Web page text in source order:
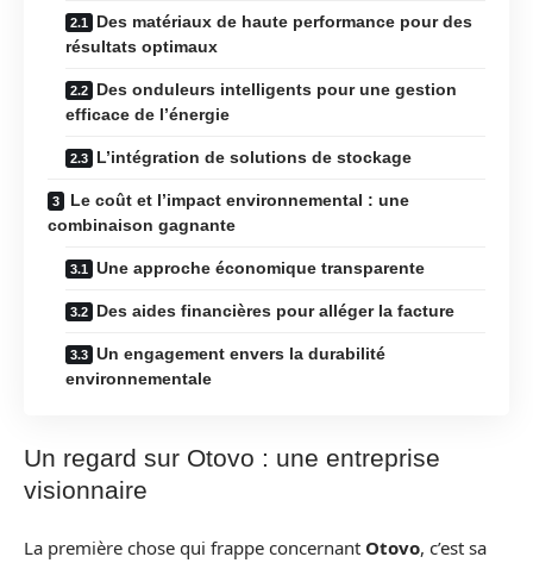
Des matériaux de haute performance pour des
résultats optimaux
Des onduleurs intelligents pour une gestion
efficace de l’énergie
L’intégration de solutions de stockage
Le coût et l’impact environnemental : une
combinaison gagnante
Une approche économique transparente
Des aides financières pour alléger la facture
Un engagement envers la durabilité
environnementale
Un regard sur Otovo : une entreprise
visionnaire
La première chose qui frappe concernant Otovo, c’est sa